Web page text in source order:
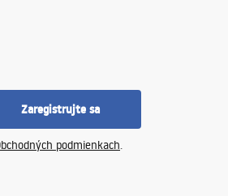
Zaregistrujte sa
podmienkach.